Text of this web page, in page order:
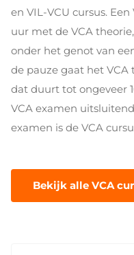
en VIL-VCU cursus.
uur met de VCA
onder het genot van
de pauze gaat het
dat duurt tot ongeveer
VCA examen
examen is de VCA
Bekijk alle VCA